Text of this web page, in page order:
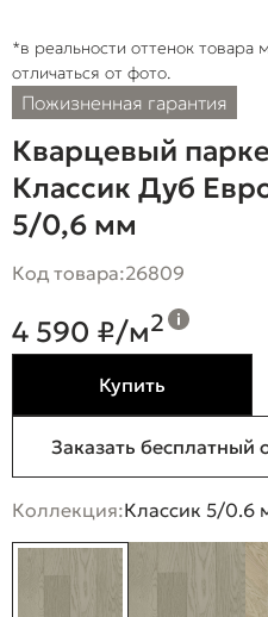
*в реальности оттенок товара
отличаться от фото.
Пожизненная гарантия
Кварцевый
Классик Дуб
5/0,6 мм
Код товара:26809
4 590 ₽/м2
Купить
Заказать бесплатный
Коллекция:Классик 5/0.6